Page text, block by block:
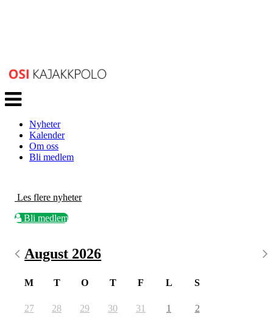
Veksle
navigasjon
Nyheter
Kalender
Om oss
Bli medlem
Les flere nyheter
Bli medlem
August 2026
M T O T F L S
27 28 29 30 31 1 2